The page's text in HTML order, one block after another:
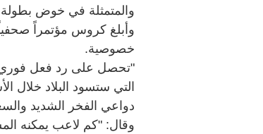
والمتمثلة في خوض
وأبلغ كروس مؤتمراً
خصوصية.
"تحصل على رد فعل فوري،
التي ستسود البلاد خلال
دواعي الفخر الشديد
وقال: "كم لاعب يمكنه